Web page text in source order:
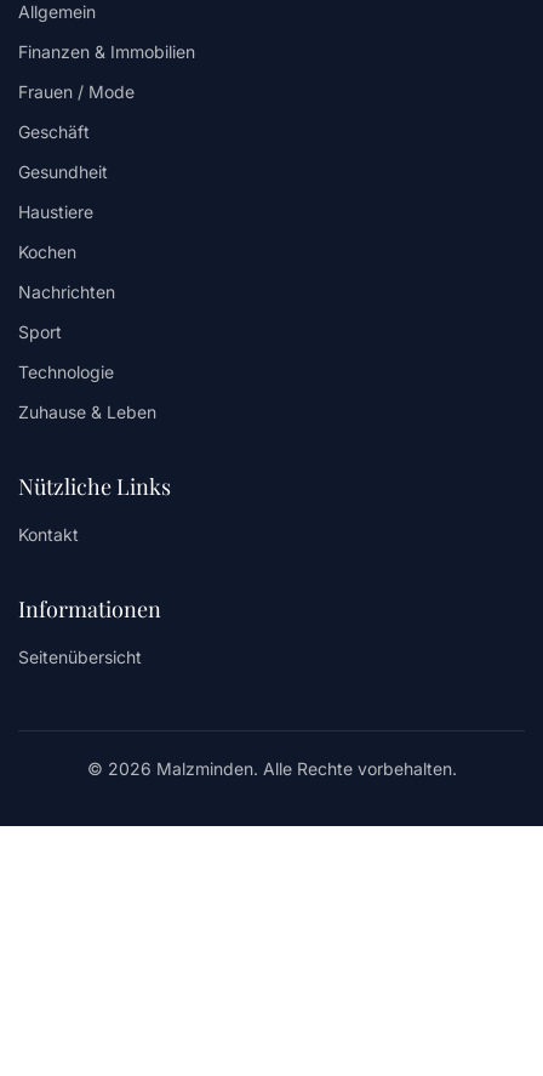
Allgemein
Finanzen & Immobilien
Frauen / Mode
Geschäft
Gesundheit
Haustiere
Kochen
Nachrichten
Sport
Technologie
Zuhause & Leben
Nützliche Links
Kontakt
Informationen
Seitenübersicht
© 2026 Malzminden. Alle Rechte vorbehalten.